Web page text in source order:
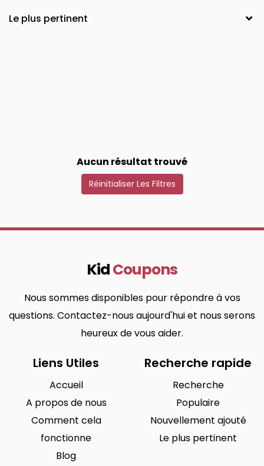
Aucun résultat trouvé
Réinitialiser Les Filtres
KidCoupons
Nous sommes disponibles pour répondre à vos
questions. Contactez-nous aujourd'hui et nous serons
heureux de vous aider.
Liens Utiles
Accueil
A propos de nous
Comment cela
fonctionne
Blog
Recherche rapide
Recherche
Populaire
Nouvellement ajouté
Le plus pertinent